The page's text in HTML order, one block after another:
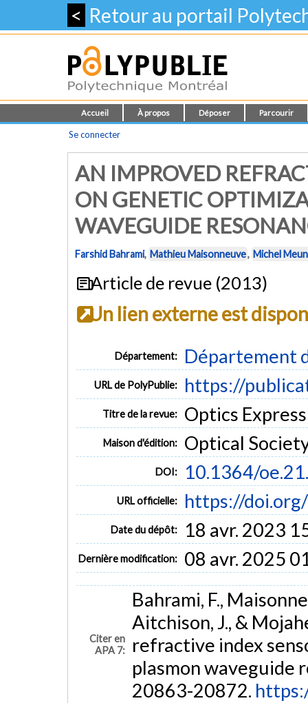
< Retour au portail
Accueil À propos Déposer Parcourir
Se connecter
AN IMPROVED
ON GENETIC
WAVEGUIDE
Farshid Bahrami, Mathieu Maisonneuve, Michel
Article de revue (2013)
Un lien externe est
Département: Département
URL de PolyPublie: https://
Titre de la revue: Optics
Maison d'édition: Optical
DOI: 10.1364/
URL officielle: https://
Date du dépôt: 18 avr. 2023
Dernière modification: 08 avr. 2025
Citer en
APA 7:
Bahrami, F.,
Aitchison, J., &
refractive index
plasmon waveguide
20863-20872.